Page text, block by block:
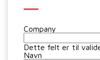
Company
Dette felt er til
Navn